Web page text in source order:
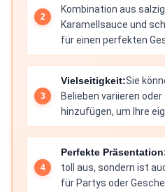
Kombination aus
Karamellsauce und
für einen perfekten
Vielseitigkeit:Sie
Belieben variieren
hinzufügen, um Ihre
Perfekte
toll aus, sondern ist
für Partys oder